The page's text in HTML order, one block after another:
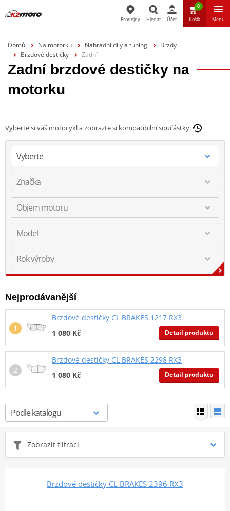
Prodejny Hledat Účet
0
Košík Menu
Domů Na motorku Náhradní díly a tuning
Brzdy
Brzdové destičky
Zadní
Zadní brzdové destičky na
motorku
Vyberte si váš motocykl a zobrazte si kompatibilní součástky.
Nejprodávanější
Brzdové destičky CL BRAKES 1217 RX3
1 080 Kč
Detail produktu
Brzdové destičky CL BRAKES 2298 RX3
1 080 Kč
Detail produktu
Zobrazit filtraci
Brzdové destičky CL BRAKES 2396 RX3